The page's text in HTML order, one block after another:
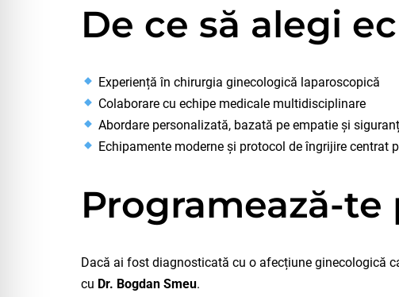
De ce să alegi
Experiență în chirurgia ginecologică laparoscopică
Colaborare cu echipe medicale multidisciplinare
Abordare personalizată, bazată pe empatie și
Echipamente moderne și protocol de îngrijire centrat
Programează-
Dacă ai fost diagnosticată cu o afecțiune ginecologică
cu Dr. Bogdan Smeu.